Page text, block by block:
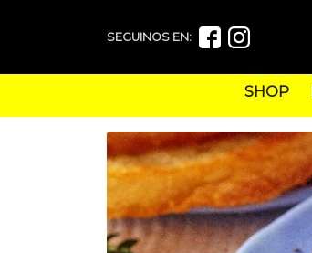
SEGUINOS EN:
SHOP